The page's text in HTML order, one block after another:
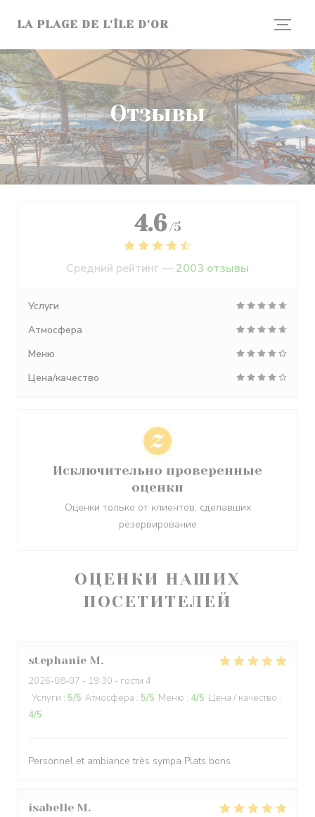
LA PLAGE DE L'ÎLE D'OR
Отзывы
ОЦЕНКИ НАШИХ
ПОСЕТИТЕЛЕЙ
stephanie M
2026-08-07 - 19:30 - гости 4
Услуги : 5/5 Атмосфера : 5/5 Меню : 4/5 Цена / качество :
4/5
Personnel et ambiance très sympa Plats bons
isabelle M
4.6 /5
Средний рейтинг — 2003 отзывы
Услуги
Атмосфера
Меню
Цена/качество
Исключительно проверенные
оценки
Оценки только от клиентов, сделавших
резервирование